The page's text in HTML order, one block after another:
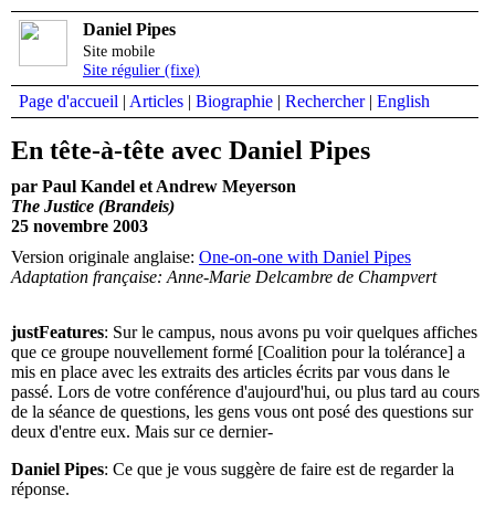
Daniel Pipes
Site mobile
Site régulier (fixe)
Page d'accueil | Articles | Biographie | Rechercher| English
En tête-à-tête avec Daniel Pipes
par Paul Kandel et Andrew Meyerson
The Justice (Brandeis)
25 novembre 2003
Version originale anglaise: One-on-one with Daniel Pipes
Adaptation française: Anne-Marie Delcambre de Champvert
justFeatures: Sur le campus, nous avons pu voir quelques affiches
que ce groupe nouvellement formé [Coalition pour la tolérance] a
mis en place avec les extraits des articles écrits par vous dans le
passé. Lors de votre conférence d'aujourd'hui, ou plus tard au cours
de la séance de questions, les gens vous ont posé des questions sur
deux d'entre eux. Mais sur ce dernier-
Daniel Pipes: Ce que je vous suggère de faire est de regarder la
réponse.